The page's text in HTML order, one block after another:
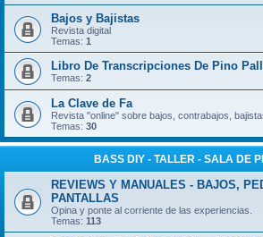
Bajos y Bajistas
Revista digital
Temas: 1
Libro De Transcripciones De Pino
Temas: 2
La Clave de Fa
Revista "online" sobre bajos, contrabajos,
Temas: 30
BASS DIY - TALLER - SALA DE
REVIEWS Y MANUALES - BAJOS,
PANTALLAS
Opina y ponte al corriente de las experiencias.
Temas: 113